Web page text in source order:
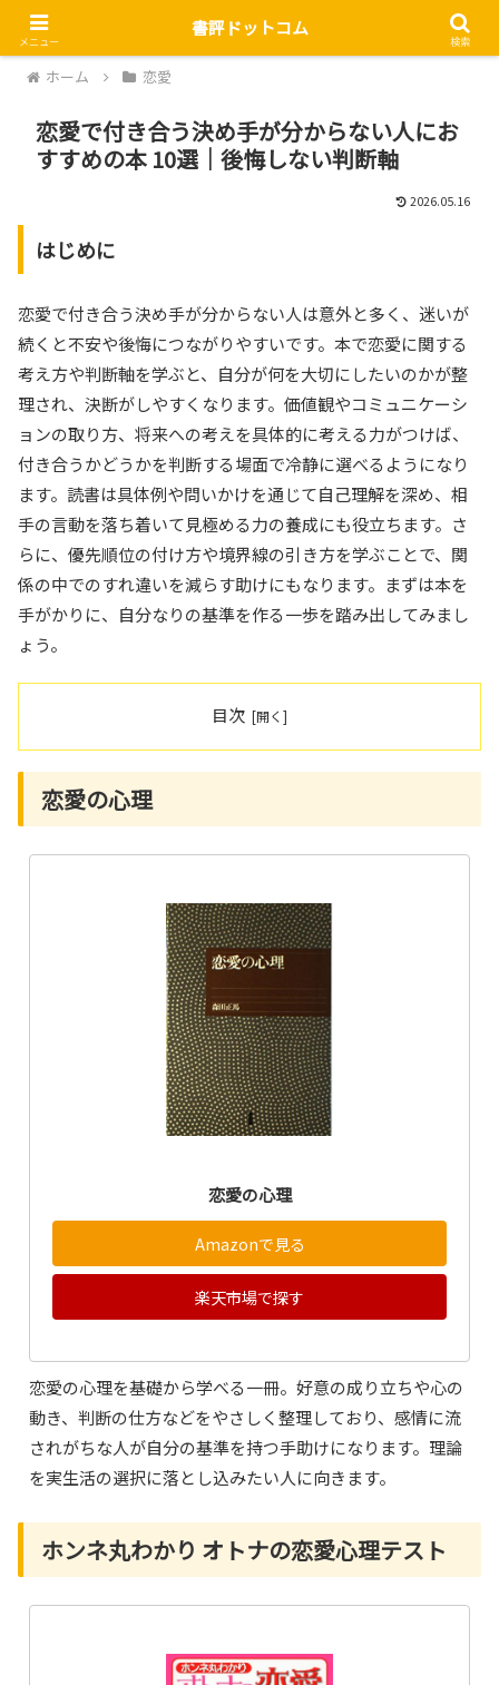
ホーム 恋愛
恋愛で付き合う決め手が分からない人にお
すすめの本 10選｜後悔しない判断軸
2026.05.16
はじめに
恋愛で付き合う決め手が分からない人は意外と多く、迷いが
続くと不安や後悔につながりやすいです。本で恋愛に関する
考え方や判断軸を学ぶと、自分が何を大切にしたいのかが整
理され、決断がしやすくなります。価値観やコミュニケーシ
ョンの取り方、将来への考えを具体的に考える力がつけば、
付き合うかどうかを判断する場面で冷静に選べるようになり
ます。読書は具体例や問いかけを通じて自己理解を深め、相
手の言動を落ち着いて見極める力の養成にも役立ちます。さ
らに、優先順位の付け方や境界線の引き方を学ぶことで、関
係の中でのすれ違いを減らす助けにもなります。まずは本を
手がかりに、自分なりの基準を作る一歩を踏み出してみまし
ょう。
目次
恋愛の心理
恋愛の心理
Amazonで見る
楽天市場で探す
恋愛の心理を基礎から学べる一冊。好意の成り立ちや心の
動き、判断の仕方などをやさしく整理しており、感情に流
されがちな人が自分の基準を持つ手助けになります。理論
を実生活の選択に落とし込みたい人に向きます。
ホンネ丸わかり オトナの恋愛心理テスト
メニュー
書評ドットコム
検索